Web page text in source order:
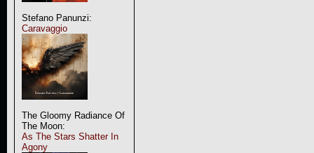
Stefano Panunzi:
Caravaggio
The Gloomy Radiance Of
The Moon:
As The Stars Shatter In
Agony